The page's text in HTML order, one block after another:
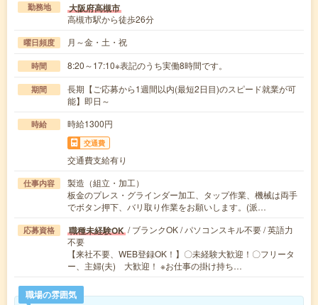
勤務地 大阪府高槻市
高槻市駅から徒歩26分
曜日頻度 月～金・土・祝
時間 8:20～17:10※表記のうち実働8時間です。
期間
長期【ご応募から1週間以内(最短2日目)のスピード就業が可
能】即日～
時給 時給1300円
交通費
交通費支給有り
仕事内容
製造（組立・加工）
板金のプレス・グラインダー加工、タップ作業、機械は両手
でボタン押下、バリ取り作業をお願いします。(派…
応募資格 職種未経験OK / ブランクOK / パソコンスキル不要 / 英語力
不要
【来社不要、WEB登録OK！】〇未経験大歓迎！〇フリータ
ー、主婦(夫) 大歓迎！ ※お仕事の掛け持ち…
職場の雰囲気